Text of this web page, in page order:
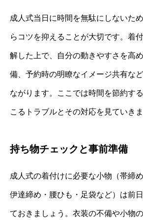
成人式当日に時間を無駄にしないた
らコツを抑えることが大切です。着
解した上で、自分の動きやすさを高
備、予約時の明瞭なイメージ共有な
ながります。ここでは時間を節約す
こるトラブルとその対応を見ていきま
持ち物チェックと事前準備
成人式の着付けに必要な小物（帯締
伊達締め・腰ひも・足袋など）は前
ておきましょう。衣装の不備や小物